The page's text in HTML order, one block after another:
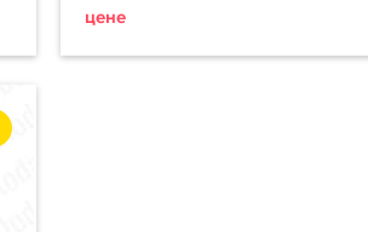
цене